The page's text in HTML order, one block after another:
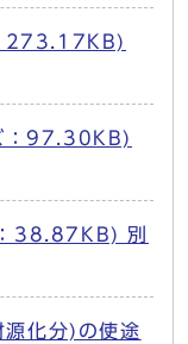
273.17KB)
：97.30KB)
38.87KB) 別
化分)の使途